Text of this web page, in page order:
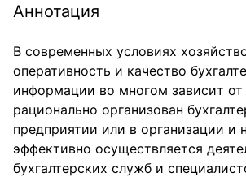
Аннотация
В современных условиях
оперативность и качество
информации во многом зависит от
рационально организован
предприятии или в организации и
эффективно осуществляется
бухгалтерских служб и